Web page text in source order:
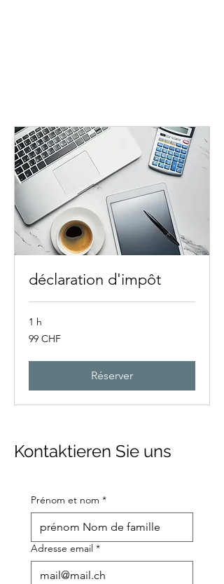
déclaration d'impôt
1 h
99
francs
99 CHF
Réserver
Kontaktieren Sie uns
Prénom et nom *
Adresse email *